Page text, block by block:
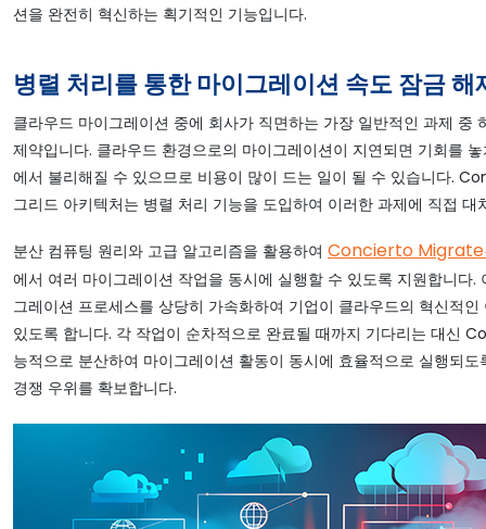
션을 완전히 혁신하는 획기적인 기능입니다.
병렬 처리를 통한 마이그레이션 속도 잠금 해
클라우드 마이그레이션 중에 회사가 직면하는 가장 일반적인 과제 중
제약입니다. 클라우드 환경으로의 마이그레이션이 지연되면 기회를
에서 불리해질 수 있으므로 비용이 많이 드는 일이 될 수 있습니다.
그리드 아키텍처는 병렬 처리 기능을 도입하여 이러한 과제에 직접 대
분산 컴퓨팅 원리와 고급 알고리즘을 활용하여 Concierto
에서 여러 마이그레이션 작업을 동시에 실행할 수 있도록 지원합니다.
그레이션 프로세스를 상당히 가속화하여 기업이 클라우드의 혁신적
있도록 합니다. 각 작업이 순차적으로 완료될 때까지 기다리는 대신
능적으로 분산하여 마이그레이션 활동이 동시에 효율적으로 실행되
경쟁 우위를 확보합니다.